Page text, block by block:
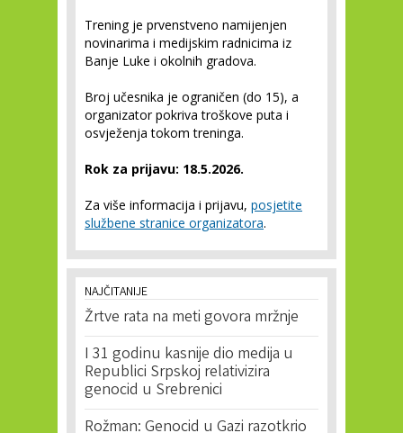
Trening je prvenstveno namijenjen
novinarima i medijskim radnicima iz
Banje Luke i okolnih gradova.
Broj učesnika je ograničen (do 15), a
organizator pokriva troškove puta i
osvježenja tokom treninga.
Rok za prijavu: 18.5.2026.
Za više informacija i prijavu, posjetite
službene stranice organizatora.
NAJČITANIJE
Žrtve rata na meti govora mržnje
I 31 godinu kasnije dio medija u
Republici Srpskoj relativizira
genocid u Srebrenici
Rožman: Genocid u Gazi razotkrio